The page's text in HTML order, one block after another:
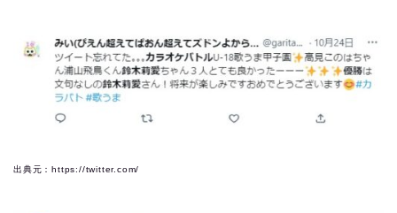
出典元：https://twitter.com/